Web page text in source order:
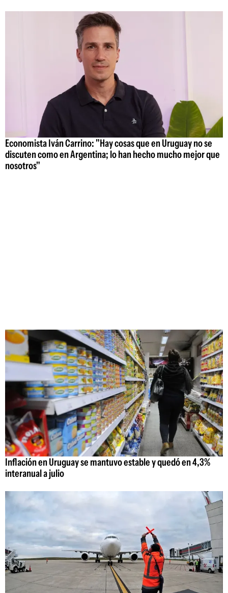
Economista Iván Carrino: "Hay cosas que en Uruguay no se
discuten como en Argentina; lo han hecho mucho mejor que
nosotros"
Inflación en Uruguay se mantuvo estable y quedó en 4,3%
interanual a julio